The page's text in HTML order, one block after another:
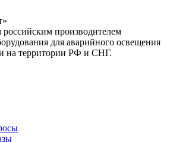
производителем
для аварийного освещения
на территории РФ и СНГ.